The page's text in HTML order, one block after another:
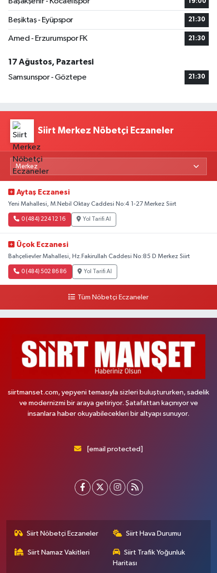
Beşiktaş - Eyüpspor 21:30
Amed - Erzurumspor FK 21:30
17 Ağustos, Pazartesi
Samsunspor - Göztepe
21:30
Siirt Merkez Nöbetçi Eczaneler
Aytaş Eczanesi
Yeni Mahallesi, M.Nebil Oktay Caddesi No:4 1-27 Merkez Siirt
0 (484) 224 12 16 Yol Tarifi Al
Üçok Eczanesi
Bahçelievler Mahallesi, Hz.Fakirullah Caddesi No:85 D Merkez Siirt
0 (484) 502 86 86 Yol Tarifi Al
Tüm Nöbetçi Eczaneler
siirtmanset.com, yepyeni temasıyla sizleri buluştururken, sadelik
ve modernizmi bir araya getiriyor. Şatafattan kaçınıyor ve
insanlara haber okuyabilecekleri bir altyapı sunuyor.
[email protected]
Siirt Nöbetçi Eczaneler Siirt Hava Durumu
Siirt Namaz Vakitleri
Siirt Trafik Yoğunluk
Haritası